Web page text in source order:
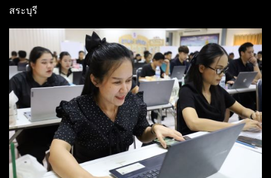
สระบุรี